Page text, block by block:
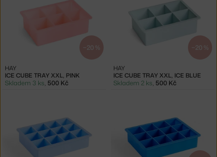
−20 %
ICE CUBE TRAY XXL, PINK
HAY
Skladem 3 ks, 500 Kč
−20 %
ICE CUBE TRAY XXL, ICE BLUE
HAY
Skladem 2 ks, 500 Kč